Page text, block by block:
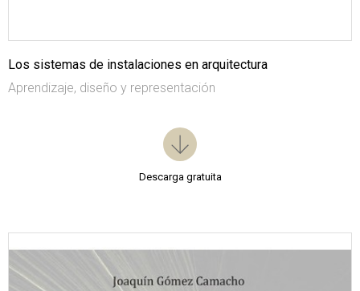
Los sistemas de instalaciones en arquitectura
Aprendizaje, diseño y representación
Descarga gratuita